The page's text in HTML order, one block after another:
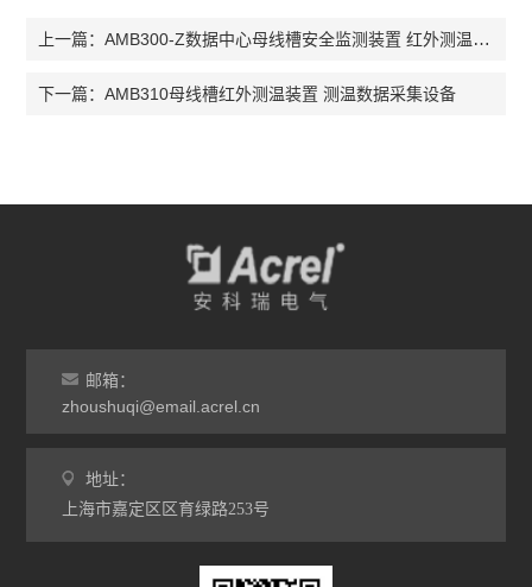
上一篇：AMB300-Z数据中心母线槽安全监测装置 红外测温设备
下一篇：AMB310母线槽红外测温装置 测温数据采集设备
邮箱：
zhoushuqi@email.acrel.cn
地址：
上海市嘉定区区育绿路253号